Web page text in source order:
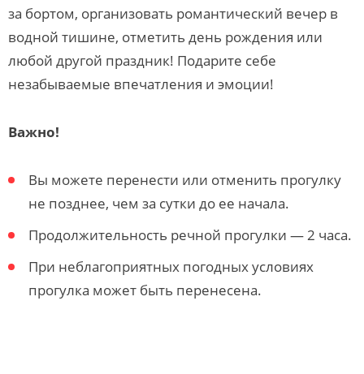
за бортом, организовать романтический вечер в
водной тишине, отметить день рождения или
любой другой праздник! Подарите себе
незабываемые впечатления и эмоции!
Важно!
Вы можете перенести или отменить прогулку
не позднее, чем за сутки до ее начала.
Продолжительность речной прогулки — 2 часа.
При неблагоприятных погодных условиях
прогулка может быть перенесена.